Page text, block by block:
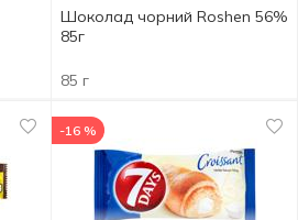
Шоколад чорний Roshen 56%
85г
85 г
-16 %